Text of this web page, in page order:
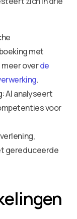
met
meer overde
.
AI analyseert
voor
gereduceerde